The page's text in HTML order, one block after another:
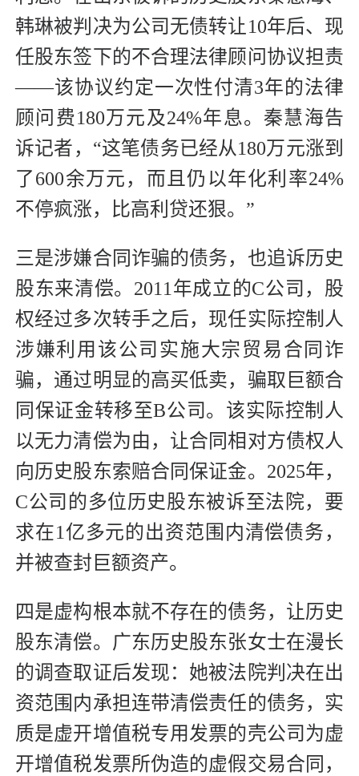
韩琳被判决为公司无债转让10年后、现
任股东签下的不合理法律顾问协议担责
——该协议约定一次性付清3年的法律
顾问费180万元及24%年息。秦慧海告
诉记者，“这笔债务已经从180万元涨到
了600余万元，而且仍以年化利率24%
不停疯涨，比高利贷还狠。”
三是涉嫌合同诈骗的债务，也追诉历史
股东来清偿。2011年成立的C公司，股
权经过多次转手之后，现任实际控制人
涉嫌利用该公司实施大宗贸易合同诈
骗，通过明显的高买低卖，骗取巨额合
同保证金转移至B公司。该实际控制人
以无力清偿为由，让合同相对方债权人
向历史股东索赔合同保证金。2025年，
C公司的多位历史股东被诉至法院，要
求在1亿多元的出资范围内清偿债务，
并被查封巨额资产。
四是虚构根本就不存在的债务，让历史
股东清偿。广东历史股东张女士在漫长
的调查取证后发现：她被法院判决在出
资范围内承担连带清偿责任的债务，实
质是虚开增值税专用发票的壳公司为虚
开增值税发票所伪造的虚假交易合同，